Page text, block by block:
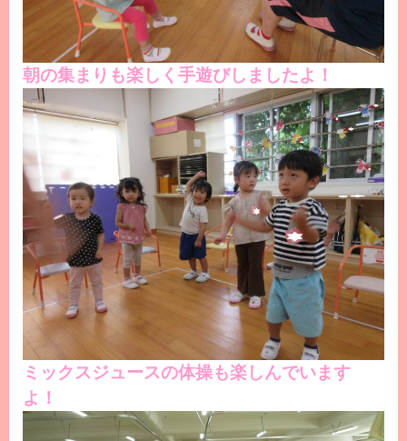
朝の集まりも楽しく手遊びしましたよ！
ミックスジュースの体操も楽しんでいます
よ！